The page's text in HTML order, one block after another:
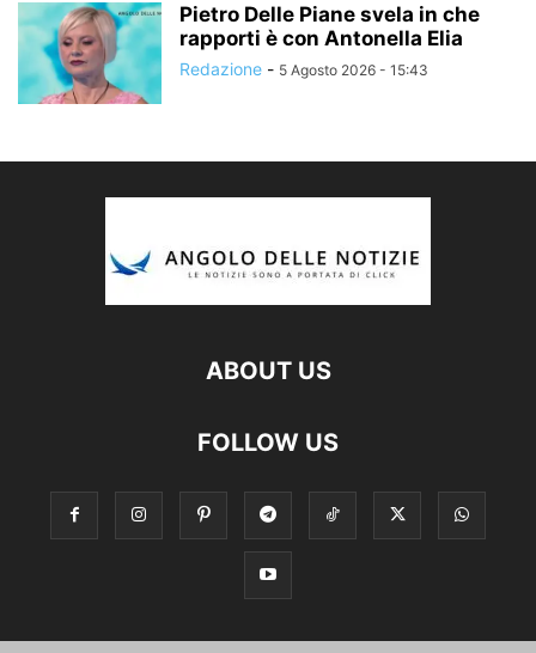
Pietro Delle Piane svela in che
rapporti è con Antonella Elia
Redazione - 5 Agosto 2026 - 15:43
ABOUT US
FOLLOW US